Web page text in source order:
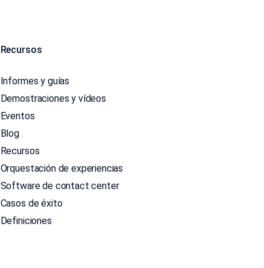
Recursos
Informes y guías
Demostraciones y vídeos
Eventos
Blog
Recursos
Orquestación de experiencias
Software de contact center
Casos de éxito
Definiciones